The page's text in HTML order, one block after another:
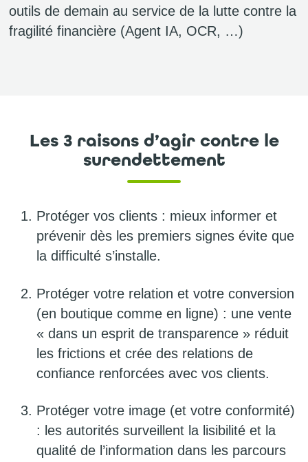
outils de demain au service de la lutte contre la
fragilité financière (Agent IA, OCR, …)
Les 3 raisons d’agir contre le
surendettement
Protéger vos clients : mieux informer et
prévenir dès les premiers signes évite que
la difficulté s’installe.
Protéger votre relation et votre conversion
(en boutique comme en ligne) : une vente
« dans un esprit de transparence » réduit
les frictions et crée des relations de
confiance renforcées avec vos clients.
Protéger votre image (et votre conformité)
: les autorités surveillent la lisibilité et la
qualité de l’information dans les parcours